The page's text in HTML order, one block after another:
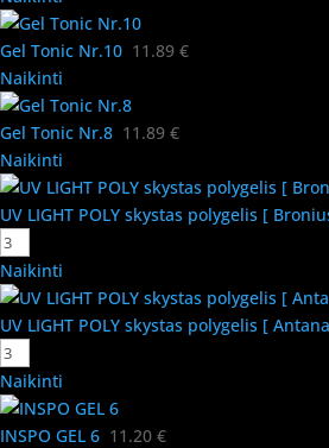
Gel Tonic Nr.10 11.89 €
Naikinti
Gel Tonic Nr.8 11.89 €
Naikinti
UV LIGHT POLY skystas polygelis [
Naikinti
UV LIGHT POLY skystas polygelis [
Naikinti
INSPO GEL 6 11.20 €